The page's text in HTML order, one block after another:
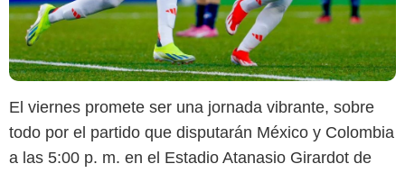
El viernes promete ser una jornada vibrante, sobre
todo por el partido que disputarán México y Colombia
a las 5:00 p. m. en el Estadio Atanasio Girardot de